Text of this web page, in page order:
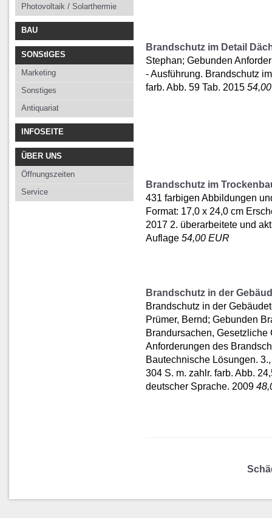
Photovoltaik / Solarthermie
BAU
SONStIGES
Marketing
Sonstiges
Antiquariat
INFOSEITE
ÜBER UNS
Öffnungszeiten
Service
Brandschutz im Detail
Stephan; Gebunden
- Ausführung. Brandschutz
farb. Abb. 59 Tab. 2015
Brandschutz im
431 farbigen Abbildungen
Format: 17,0 x 24,0 cm
2017 2. überarbeitete und
Auflage 54,00 EUR
Brandschutz in der
Brandschutz in der
Prümer, Bernd; Gebunden
Brandursachen, Gesetzliche
Anforderungen des
Bautechnische Lösungen.
304 S. m. zahlr. farb. Abb.
deutscher Sprache. 2009